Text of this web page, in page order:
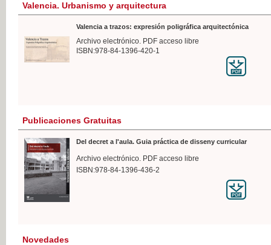
Valencia. Urbanismo y arquitectura
Valencia a trazos: expresión poligráfica arquitectónica
Archivo electrónico. PDF acceso libre
ISBN:978-84-1396-420-1
Publicaciones Gratuitas
Del decret a l'aula. Guia práctica de disseny curricular
Archivo electrónico. PDF acceso libre
ISBN:978-84-1396-436-2
Novedades